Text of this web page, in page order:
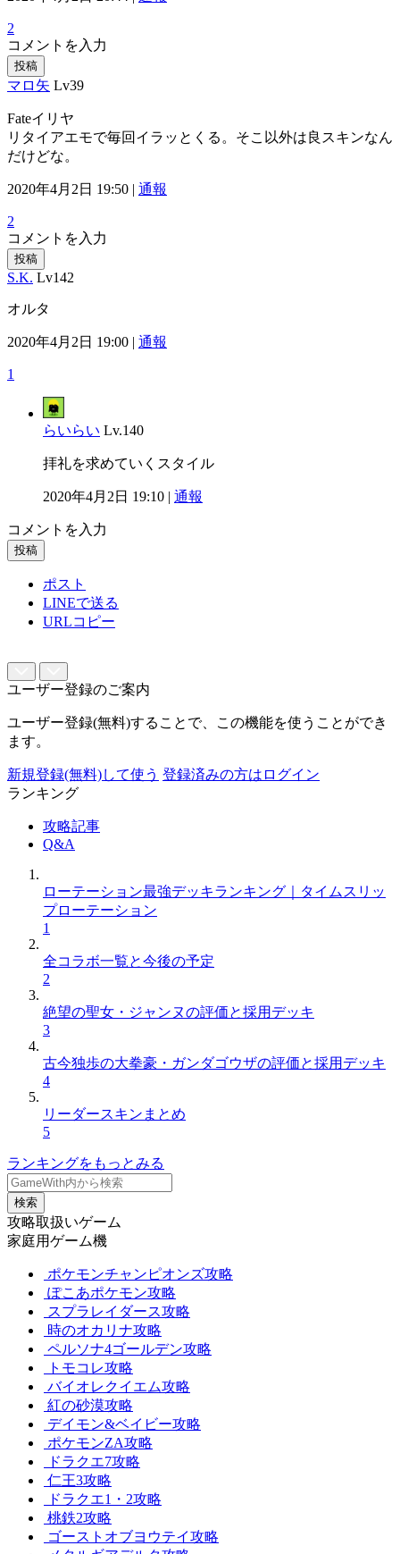
2
コメントを入力
投稿
マロ矢 Lv39
Fateイリヤ
リタイアエモで毎回イラッとくる。そこ以外は良スキンなん
だけどな。
2020年4月2日 19:50 | 通報
2
コメントを入力
投稿
S.K. Lv142
オルタ
2020年4月2日 19:00 | 通報
1
らいらい Lv.140
拝礼を求めていくスタイル
2020年4月2日 19:10 | 通報
コメントを入力
投稿
ポスト
LINEで送る
URLコピー
ユーザー登録のご案内
ユーザー登録(無料)することで、この機能を使うことができ
ます。
新規登録(無料)して使う 登録済みの方はログイン
ランキング
攻略記事
Q&A
ローテーション最強デッキランキング｜タイムスリッ
プローテーション
1
全コラボ一覧と今後の予定
2
絶望の聖女・ジャンヌの評価と採用デッキ
3
古今独歩の大拳豪・ガンダゴウザの評価と採用デッキ
4
リーダースキンまとめ
5
ランキングをもっとみる
検索
攻略取扱いゲーム
家庭用ゲーム機
ポケモンチャンピオンズ攻略
ぽこあポケモン攻略
スプラレイダース攻略
時のオカリナ攻略
ペルソナ4ゴールデン攻略
トモコレ攻略
バイオレクイエム攻略
紅の砂漠攻略
デイモン&ベイビー攻略
ポケモンZA攻略
ドラクエ7攻略
仁王3攻略
ドラクエ1・2攻略
桃鉄2攻略
ゴーストオブヨウテイ攻略